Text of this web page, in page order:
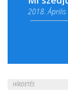
2018. Április
2018. Április
HÍRDETÉS